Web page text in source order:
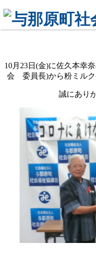
フードバンク
10月23日(金)に佐久本幸
会 委員長)から粉ミルク
誠にあり